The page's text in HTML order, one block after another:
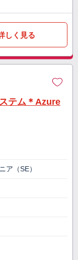
しく見る
テム＊Azure
ア（SE）